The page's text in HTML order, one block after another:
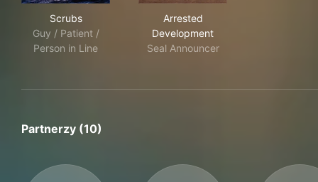
Scrubs
Guy / Patient /
Person in Line
Arrested
Development
Seal Announcer
Partnerzy (10)